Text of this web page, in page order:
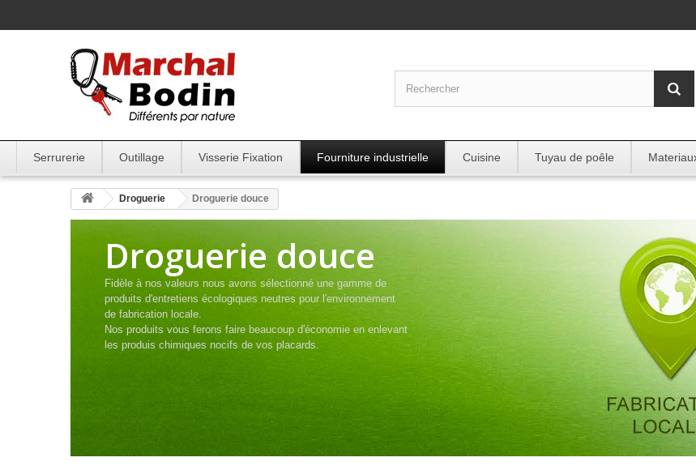
Serrurerie Outillage Visserie Fixation Fourniture industrielle Cuisine Tuyau de poêle
Droguerie Droguerie douce
Droguerie douce
Fidèle à nos valeurs nous avons sélectionné une gamme de
produits d'entretiens écologiques neutres pour l'environnement
de fabrication locale.
Nos produits vous ferons faire beaucoup d'économie en enlevant
les produis chimiques nocifs de vos placards.